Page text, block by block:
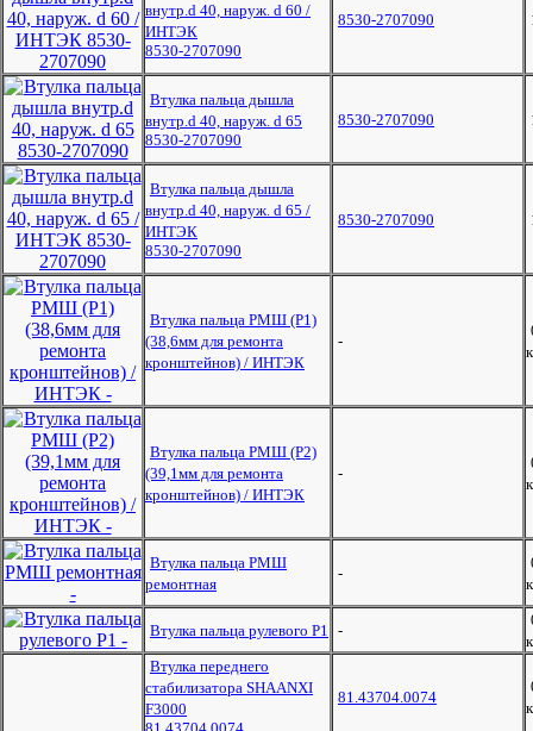
внутр.d 40, наруж. d 60 /
ИНТЭК
8530-2707090
8530-2707090
Втулка пальца дышла
внутр.d 40, наруж. d 65
8530-2707090
8530-2707090
Втулка пальца дышла
внутр.d 40, наруж. d 65 /
ИНТЭК
8530-2707090
8530-2707090
Втулка пальца РМШ (Р1)
(38,6мм для ремонта
кронштейнов) / ИНТЭК
-
Втулка пальца РМШ (Р2)
(39,1мм для ремонта
кронштейнов) / ИНТЭК
-
Втулка пальца РМШ
ремонтная
-
Втулка пальца рулевого Р1 -
Втулка переднего
стабилизатора SHAANXI
F3000
81.43704.0074